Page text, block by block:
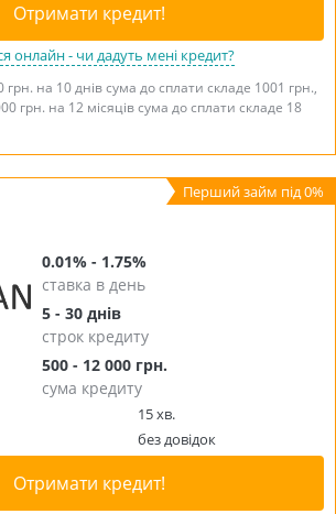
Отримати кредит!
онлайн - чи дадуть мені кредит?
грн. на 10 днів сума до сплати складе 1001 грн.,
грн. на 12 місяців сума до сплати складе 18
0.01% - 1.75%
ставка в день
5 - 30 днів
строк кредиту
500 - 12 000 грн.
сума кредиту
15 хв.
без довідок
Отримати кредит!